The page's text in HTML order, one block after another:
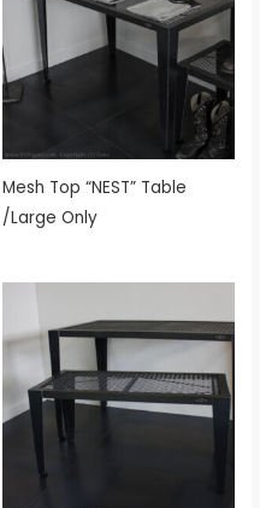
Mesh Top “NEST” Table
/Large Only